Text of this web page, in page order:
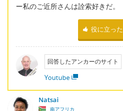
ー私のご近所さんは詮索好きだ。
役に立った
回答したアンカーのサイト
Youtube
Natsai
南アフリカ